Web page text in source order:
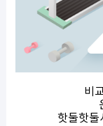
비
핫둘핫둘